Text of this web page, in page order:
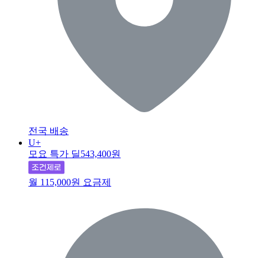
전국 배송
U+
모요 특가 딜543,400원
월 115,000원 요금제